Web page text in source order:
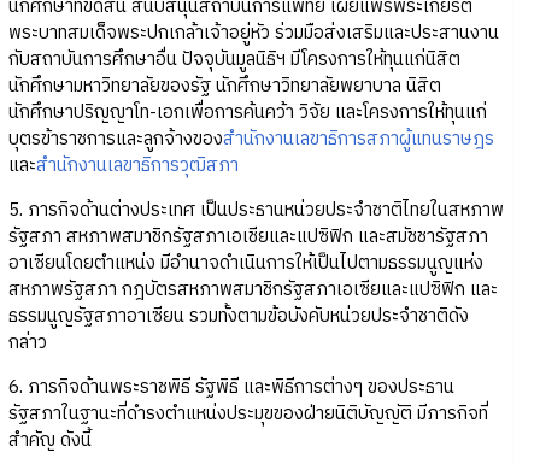
นักศึกษาที่ขัดสน สนับสนุนสถาบันการแพทย์ เผยแพร่พระเกียรติ
พระบาทสมเด็จพระปกเกล้าเจ้าอยู่หัว ร่วมมือส่งเสริมและประสานงาน
กับสถาบันการศึกษาอื่น ปัจจุบันมูลนิธิฯ มีโครงการให้ทุนแก่นิสิต
นักศึกษามหาวิทยาลัยของรัฐ นักศึกษาวิทยาลัยพยาบาล นิสิต
นักศึกษาปริญญาโท-เอกเพื่อการค้นคว้า วิจัย และโครงการให้ทุนแก่
บุตรข้าราชการและลูกจ้างของสำนักงานเลขาธิการสภาผู้แทนราษฎร
และสำนักงานเลขาธิการวุฒิสภา
5. ภารกิจด้านต่างประเทศ เป็นประธานหน่วยประจำชาติไทยในสหภาพ
รัฐสภา สหภาพสมาชิกรัฐสภาเอเชียและแปซิฟิก และสมัชชารัฐสภา
อาเซียนโดยตำแหน่ง มีอำนาจดำเนินการให้เป็นไปตามธรรมนูญแห่ง
สหภาพรัฐสภา กฎบัตรสหภาพสมาชิกรัฐสภาเอเซียและแปซิฟิก และ
ธรรมนูญรัฐสภาอาเซียน รวมทั้งตามข้อบังคับหน่วยประจำชาติดัง
กล่าว
6. ภารกิจด้านพระราชพิธี รัฐพิธี และพิธีการต่างๆ ของประธาน
รัฐสภาในฐานะที่ดำรงตำแหน่งประมุขของฝ่ายนิติบัญญัติ มีภารกิจที่
สำคัญ ดังนี้